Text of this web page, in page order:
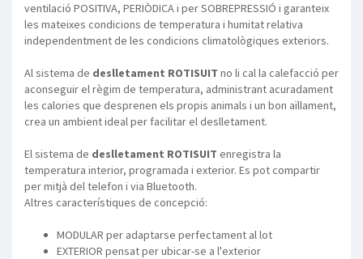
ventilació POSITIVA, PERIÒDICA i per SOBREPRESSIÓ i garanteix
les mateixes condicions de temperatura i humitat relativa
independentment de les condicions climatològiques exteriors.
Al sistema de deslletament ROTISUIT no li cal la calefacció per
aconseguir el règim de temperatura, administrant acuradament
les calories que desprenen els propis animals i un bon aïllament,
crea un ambient ideal per facilitar el deslletament.
El sistema de deslletament ROTISUIT enregistra la
temperatura interior, programada i exterior. Es pot compartir
per mitjà del telefon i via Bluetooth.
Altres característiques de concepció:
MODULAR per adaptarse perfectament al lot
EXTERIOR pensat per ubicar-se a l'exterior